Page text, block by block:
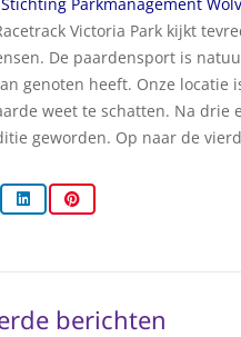
Victoria Park kijkt
De paardensport is
genoten heeft. Onze locatie
weet te schatten. Na
geworden. Op naar de
berichten